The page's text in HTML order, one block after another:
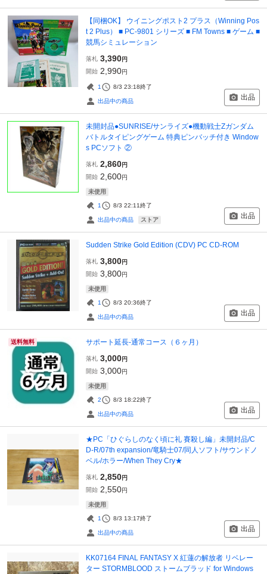
【同梱OK】 ウイニングポスト2 プラス（Winning Pos
t 2 Plus） ■ PC-9801 シリーズ ■ FM Towns ■ ゲーム ■
競馬シミュレーション
落札 3,390円
開始 2,990円
1 8/3 23:18終了
出品中の商品 出品
未開封品●SUNRISE/サンライズ●機動戦士Zガンダム
バトルタイピングゲーム 特典ピンバッチ付き Window
s PCソフト ②
落札 2,860円
開始 2,600円
未使用
1 8/3 22:11終了
出品中の商品 ストア 出品
Sudden Strike Gold Edition (CDV) PC CD-ROM
落札 3,800円
開始 3,800円
未使用
1 8/3 20:36終了
出品中の商品 出品
送料無料 サポート延長-通常コース（６ヶ月）
落札 3,000円
開始 3,000円
未使用
2 8/3 18:22終了
出品中の商品 出品
★PC「ひぐらしのなく頃に礼 賽殺し編」未開封品/C
D-R/07th expansion/竜騎士07/同人ソフト/サウンドノ
ベル/ホラー/When They Cry★
落札 2,850円
開始 2,550円
未使用
1 8/3 13:17終了
出品中の商品 出品
KK07164 FINAL FANTASY X 紅蓮の解放者 リベレー
ター STORMBLOOD ストームブラッド for Windows